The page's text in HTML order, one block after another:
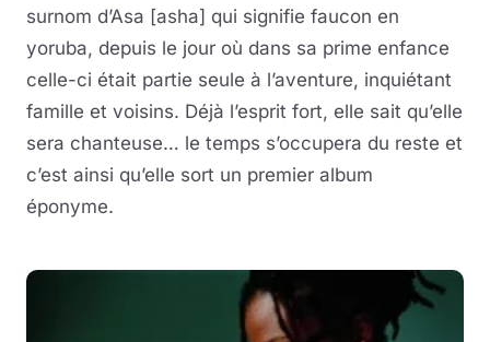
surnom d’Asa [asha] qui signifie faucon en
yoruba, depuis le jour où dans sa prime enfance
celle-ci était partie seule à l’aventure, inquiétant
famille et voisins. Déjà l’esprit fort, elle sait qu’elle
sera chanteuse… le temps s’occupera du reste et
c’est ainsi qu’elle sort un premier album
éponyme.